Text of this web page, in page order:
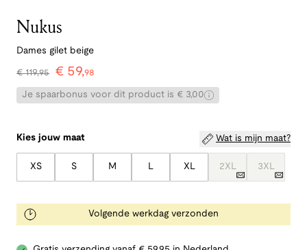
Nukus
Dames gilet beige
€119,95 € 59,98
Je spaarbonus voor dit product is € 3,00
Kies jouw maat Wat is mijn maat?
XS S M L XL 2XL 3XL
Volgende werkdag verzonden